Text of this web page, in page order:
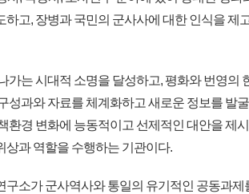
고, 장병과 국민의 군사사에 대한 인식을 제
가는 시대적 소명을 달성하고, 평화와 번영의
성과와 자료를 체계화하고 새로운 정보를 발굴
환경 변화에 능동적이고 선제적인 대안을 제
상과 역할을 수행하는 기관이다.
소가 군사역사와 통일의 유기적인 공동과제